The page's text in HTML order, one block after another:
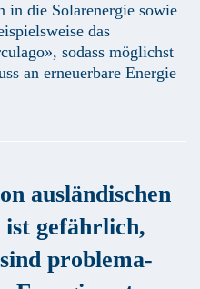
in die Solarenergie sowie
das
sodass möglichst
an erneuerbare Energie
ausländischen
gefährlich,
problema­